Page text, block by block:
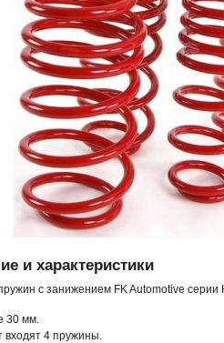
и характеристики
с занижением FK Automotive
30 мм.
входят 4 пружины.